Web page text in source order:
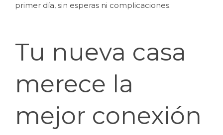
primer día, sin esperas ni complicaciones.
Tu nueva casa
merece la
mejor conexión